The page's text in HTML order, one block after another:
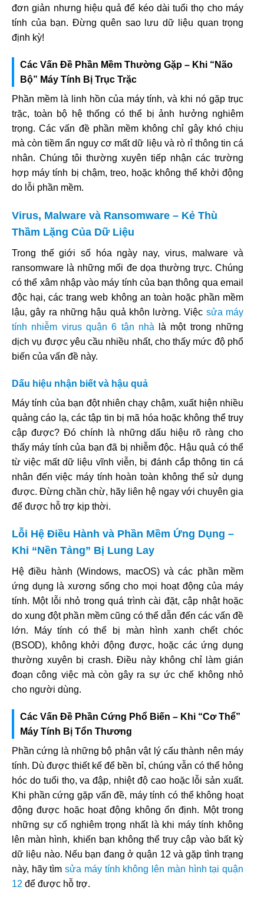
đơn giản nhưng hiệu quả để kéo dài tuổi thọ cho máy
tính của bạn. Đừng quên sao lưu dữ liệu quan trọng
định kỳ!
Các Vấn Đề Phần Mềm Thường Gặp – Khi “Não
Bộ” Máy Tính Bị Trục Trặc
Phần mềm là linh hồn của máy tính, và khi nó gặp trục
trặc, toàn bộ hệ thống có thể bị ảnh hưởng nghiêm
trọng. Các vấn đề phần mềm không chỉ gây khó chịu
mà còn tiềm ẩn nguy cơ mất dữ liệu và rò rỉ thông tin cá
nhân. Chúng tôi thường xuyên tiếp nhận các trường
hợp máy tính bị chậm, treo, hoặc không thể khởi động
do lỗi phần mềm.
Virus, Malware và Ransomware – Kẻ Thù
Thầm Lặng Của Dữ Liệu
Trong thế giới số hóa ngày nay, virus, malware và
ransomware là những mối đe dọa thường trực. Chúng
có thể xâm nhập vào máy tính của bạn thông qua email
độc hại, các trang web không an toàn hoặc phần mềm
lậu, gây ra những hậu quả khôn lường. Việc sửa máy
tính nhiễm virus quận 6 tận nhà là một trong những
dịch vụ được yêu cầu nhiều nhất, cho thấy mức độ phổ
biến của vấn đề này.
Dấu hiệu nhận biết và hậu quả
Máy tính của bạn đột nhiên chạy chậm, xuất hiện nhiều
quảng cáo lạ, các tập tin bị mã hóa hoặc không thể truy
cập được? Đó chính là những dấu hiệu rõ ràng cho
thấy máy tính của bạn đã bị nhiễm độc. Hậu quả có thể
từ việc mất dữ liệu vĩnh viễn, bị đánh cắp thông tin cá
nhân đến việc máy tính hoàn toàn không thể sử dụng
được. Đừng chần chừ, hãy liên hệ ngay với chuyên gia
để được hỗ trợ kịp thời.
Lỗi Hệ Điều Hành và Phần Mềm Ứng Dụng –
Khi “Nền Tảng” Bị Lung Lay
Hệ điều hành (Windows, macOS) và các phần mềm
ứng dụng là xương sống cho mọi hoạt động của máy
tính. Một lỗi nhỏ trong quá trình cài đặt, cập nhật hoặc
do xung đột phần mềm cũng có thể dẫn đến các vấn đề
lớn. Máy tính có thể bị màn hình xanh chết chóc
(BSOD), không khởi động được, hoặc các ứng dụng
thường xuyên bị crash. Điều này không chỉ làm gián
đoạn công việc mà còn gây ra sự ức chế không nhỏ
cho người dùng.
Các Vấn Đề Phần Cứng Phổ Biến – Khi “Cơ Thể”
Máy Tính Bị Tổn Thương
Phần cứng là những bộ phận vật lý cấu thành nên máy
tính. Dù được thiết kế để bền bỉ, chúng vẫn có thể hỏng
hóc do tuổi thọ, va đập, nhiệt độ cao hoặc lỗi sản xuất.
Khi phần cứng gặp vấn đề, máy tính có thể không hoạt
động được hoặc hoạt động không ổn định. Một trong
những sự cố nghiêm trọng nhất là khi máy tính không
lên màn hình, khiến bạn không thể truy cập vào bất kỳ
dữ liệu nào. Nếu bạn đang ở quận 12 và gặp tình trạng
này, hãy tìmsửa máy tính không lên màn hình tại quận
12 để được hỗ trợ.